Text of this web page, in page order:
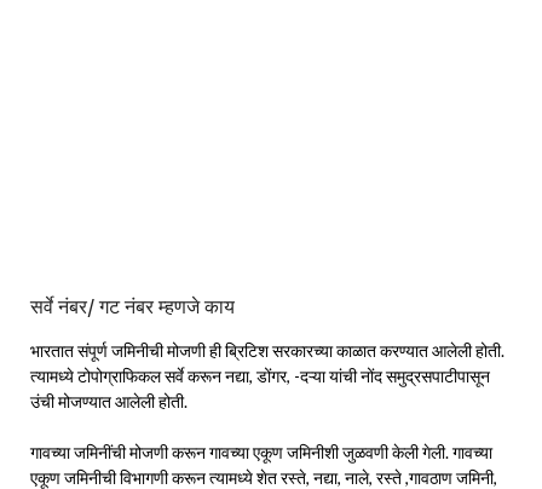
सर्वे नंबर/ गट नंबर म्हणजे काय
भारतात संपूर्ण जमिनीची मोजणी ही ब्रिटिश सरकारच्या काळात करण्यात आलेली होती.
त्यामध्ये टोपोग्राफिकल सर्वे करून नद्या, डोंगर, -दऱ्या यांची नोंद समुद्रसपाटीपासून
उंची मोजण्यात आलेली होती.
गावच्या जमिनींची मोजणी करून गावच्या एकूण जमिनीशी जुळवणी केली गेली. गावच्या
एकूण जमिनीची विभागणी करून त्यामध्ये शेत रस्ते, नद्या, नाले, रस्ते ,गावठाण जमिनी,